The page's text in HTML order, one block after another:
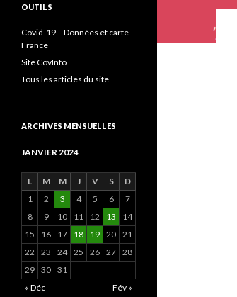
OUTILS
Covid-19 – Données et carte
France
Site CovInfo
Tous les articles du site
ARCHIVES MENSUELLES
JANVIER 2024
L M M J V S
D
1
2 3 4 5 6
7
8
9 10 11 12 13
14
15
16 17 18 19 20 21
22
23 24 25 26 27 28
29 30 31
« Déc
Fév »